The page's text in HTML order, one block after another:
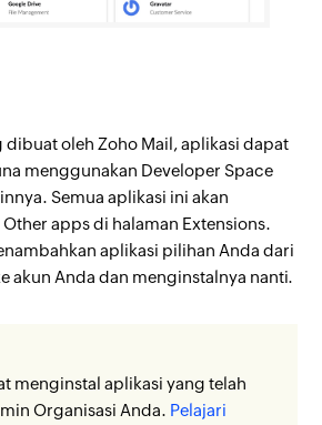
dibuat oleh Zoho Mail, aplikasi dapat
menggunakan Developer Space
Semua aplikasi ini akan
apps di halaman Extensions.
aplikasi pilihan Anda dari
akun Anda dan menginstalnya nanti.
menginstal aplikasi yang telah
Organisasi Anda. Pelajari